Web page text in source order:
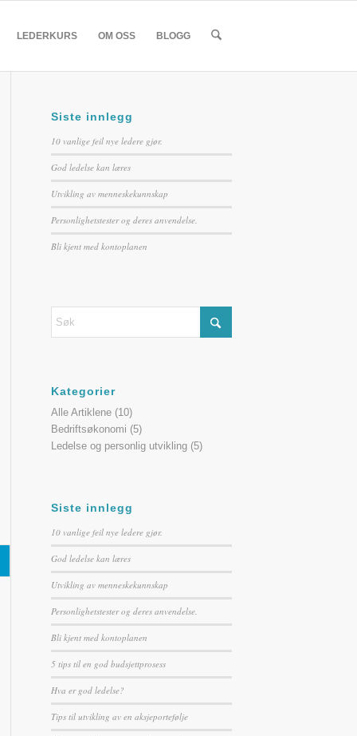
LEDERKURS OM OSS BLOGG
Siste innlegg
10 vanlige feil nye ledere gjør.
God ledelse kan læres
Utvikling av menneskekunnskap
Personlighetstester og deres anvendelse.
Bli kjent med kontoplanen
Kategorier
Alle Artiklene(10)
Bedriftsøkonomi (5)
Ledelse og personlig utvikling(5)
Siste innlegg
10 vanlige feil nye ledere gjør.
God ledelse kan læres
Utvikling av menneskekunnskap
Personlighetstester og deres anvendelse.
Bli kjent med kontoplanen
5 tips til en god budsjettprosess
Hva er god ledelse?
Tips til utvikling av en aksjeportefølje